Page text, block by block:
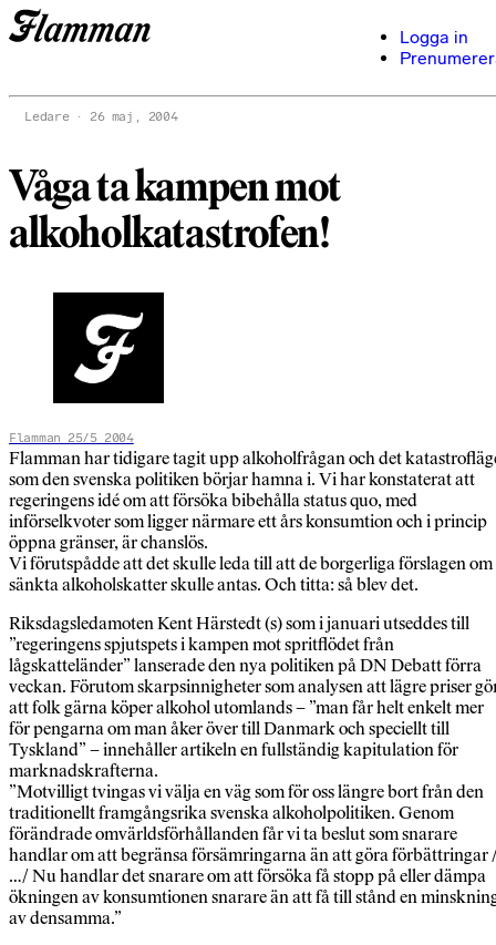
Logga in
Ledare 26 maj, 2004
Våga ta kampen mot
alkoholkatastrofen!
Flamman 25/5 2004
Flamman har tidigare tagit upp alkoholfrågan och det
som den svenska politiken börjar hamna i. Vi har konstaterat att
regeringens idé om att försöka bibehålla status quo, med
införselkvoter som ligger närmare ett års konsumtion och i princip
öppna gränser, är chanslös.
Vi förutspådde att det skulle leda till att de borgerliga förslagen om
sänkta alkoholskatter skulle antas. Och titta: så blev det.
Riksdagsledamoten Kent Härstedt (s) som i januari utseddes till
”regeringens spjutspets i kampen mot spritflödet från
lågskatteländer” lanserade den nya politiken på DN Debatt förra
veckan. Förutom skarpsinnigheter som analysen att lägre priser
att folk gärna köper alkohol utomlands – ”man får helt enkelt mer
för pengarna om man åker över till Danmark och speciellt till
Tyskland” – innehåller artikeln en fullständig kapitulation för
marknadskrafterna.
”Motvilligt tvingas vi välja en väg som för oss längre bort från den
traditionellt framgångsrika svenska alkoholpolitiken. Genom
förändrade omvärldsförhållanden får vi ta beslut som snarare
handlar om att begränsa försämringarna än att göra förbättringar
…/ Nu handlar det snarare om att försöka få stopp på eller dämpa
ökningen av konsumtionen snarare än att få till stånd en
av densamma.”